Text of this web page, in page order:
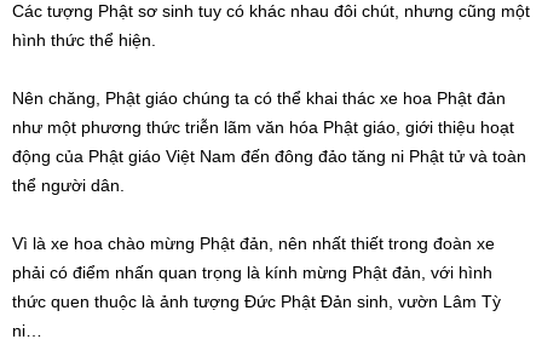
Các tượng Phật sơ sinh tuy có khác nhau đôi chút, nhưng cũng một
hình thức thể hiện.
Nên chăng, Phật giáo chúng ta có thể khai thác xe hoa Phật đản
như một phương thức triễn lãm văn hóa Phật giáo, giới thiệu hoạt
động của Phật giáo Việt Nam đến đông đảo tăng ni Phật tử và toàn
thể người dân.
Vì là xe hoa chào mừng Phật đản, nên nhất thiết trong đoàn xe
phải có điểm nhấn quan trọng là kính mừng Phật đản, với hình
thức quen thuộc là ảnh tượng Đức Phật Đản sinh, vườn Lâm Tỳ
ni…